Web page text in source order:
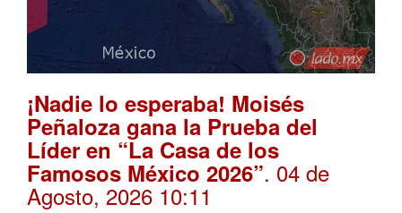
¡Nadie lo esperaba! Moisés
Peñaloza gana la Prueba del
Líder en “La Casa de los
Famosos México 2026”. 04 de
Agosto, 2026 10:11